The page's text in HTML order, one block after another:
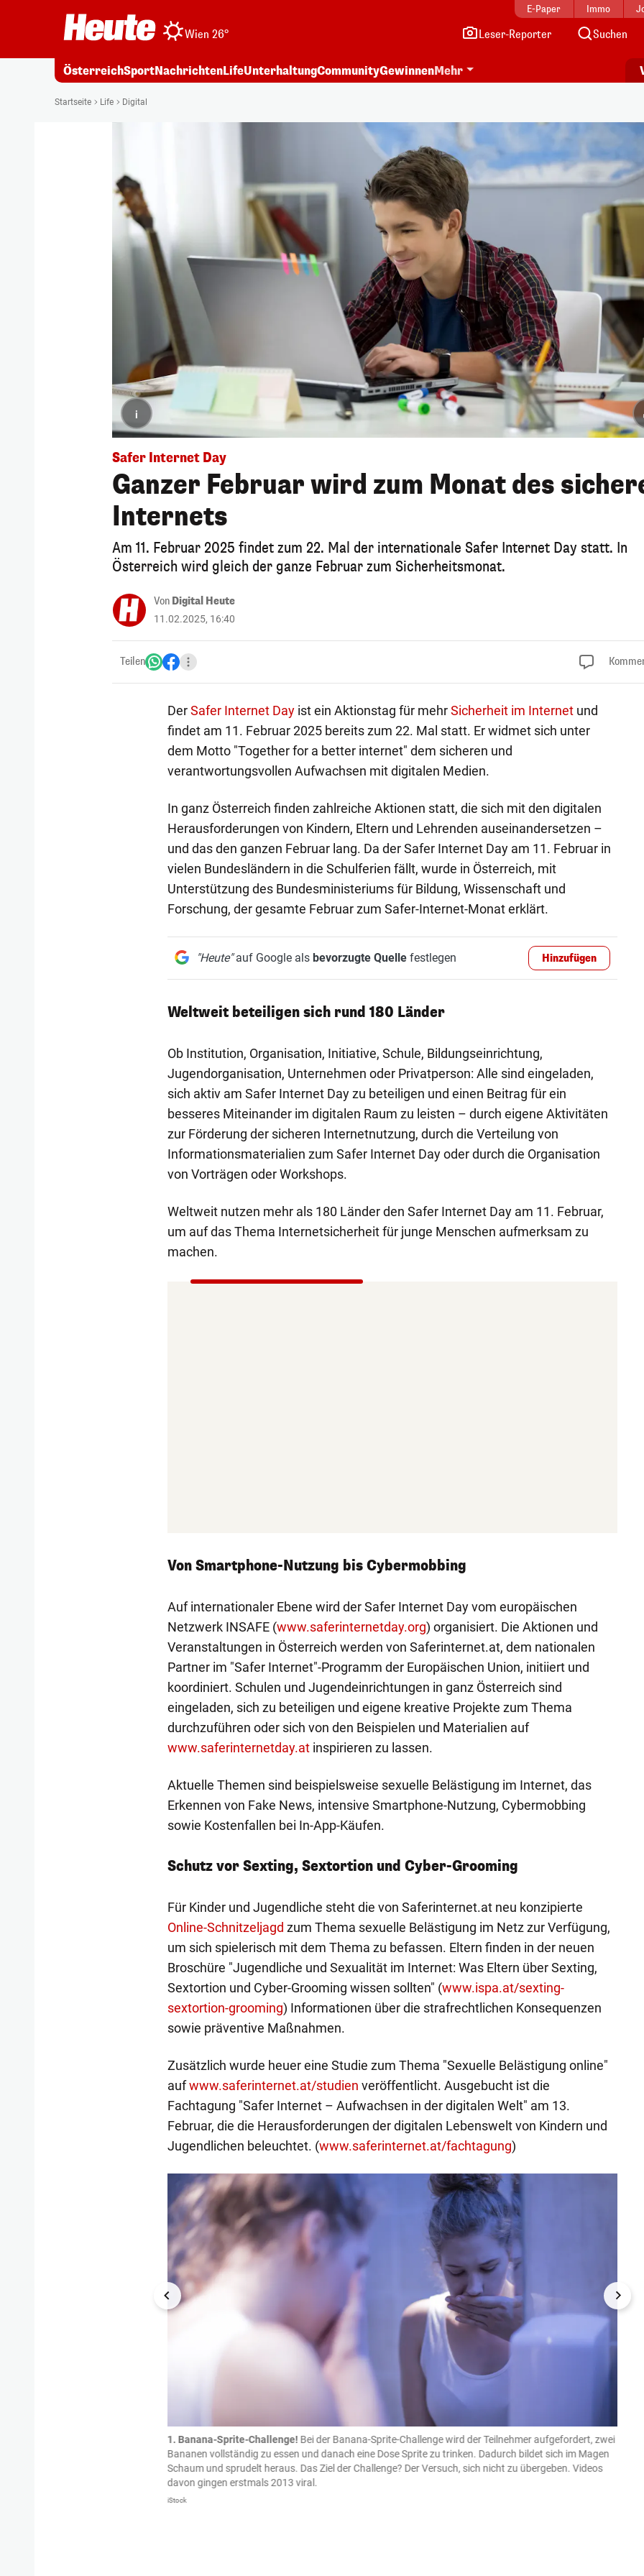
E-Paper Immo
Wien 26° Leser-Reporter Suchen
ÖsterreichSportNachrichtenLifeUnterhaltungCommunityGewinnenMehr
Startseite Life Digital
i
Safer Internet Day
Ganzer Februar wird zum Monat des
Internets
Am 11. Februar 2025 findet zum 22. Mal der internationale Safer Internet Day statt. In
Österreich wird gleich der ganze Februar zum Sicherheitsmonat.
Von Digital Heute
11.02.2025, 16:40
Teilen
DerSafer Internet Dayist ein Aktionstag für mehrSicherheit im Internetund
findet am 11. Februar 2025 bereits zum 22. Mal statt. Er widmet sich unter
dem Motto "Together for a better internet" dem sicheren und
verantwortungsvollen Aufwachsen mit digitalen Medien.
In ganz Österreich finden zahlreiche Aktionen statt, die sich mit den digitalen
Herausforderungen von Kindern, Eltern und Lehrenden auseinandersetzen –
und das den ganzen Februar lang. Da der Safer Internet Day am 11. Februar in
vielen Bundesländern in die Schulferien fällt, wurde in Österreich, mit
Unterstützung des Bundesministeriums für Bildung, Wissenschaft und
Forschung, der gesamte Februar zum Safer-Internet-Monat erklärt.
"Heute"auf Google als bevorzugte Quellefestlegen Hinzufügen
Weltweit beteiligen sich rund 180 Länder
Ob Institution, Organisation, Initiative, Schule, Bildungseinrichtung,
Jugendorganisation, Unternehmen oder Privatperson: Alle sind eingeladen,
sich aktiv am Safer Internet Day zu beteiligen und einen Beitrag für ein
besseres Miteinander im digitalen Raum zu leisten – durch eigene Aktivitäten
zur Förderung der sicheren Internetnutzung, durch die Verteilung von
Informationsmaterialien zum Safer Internet Day oder durch die Organisation
von Vorträgen oder Workshops.
Weltweit nutzen mehr als 180 Länder den Safer Internet Day am 11. Februar,
um auf das Thema Internetsicherheit für junge Menschen aufmerksam zu
machen.
Von Smartphone-Nutzung bis Cybermobbing
Auf internationaler Ebene wird der Safer Internet Day vom europäischen
Netzwerk INSAFE (www.saferinternetday.org) organisiert. Die Aktionen und
Veranstaltungen in Österreich werden von Saferinternet.at, dem nationalen
Partner im "Safer Internet"-Programm der Europäischen Union, initiiert und
koordiniert. Schulen und Jugendeinrichtungen in ganz Österreich sind
eingeladen, sich zu beteiligen und eigene kreative Projekte zum Thema
durchzuführen oder sich von den Beispielen und Materialien auf
www.saferinternetday.atinspirieren zu lassen.
Aktuelle Themen sind beispielsweise sexuelle Belästigung im Internet, das
Erkennen von Fake News, intensive Smartphone-Nutzung, Cybermobbing
sowie Kostenfallen bei In-App-Käufen.
Schutz vor Sexting, Sextortion und Cyber-Grooming
Für Kinder und Jugendliche steht die von Saferinternet.at neu konzipierte
Online-Schnitzeljagd zum Thema sexuelle Belästigung im Netz zur Verfügung,
um sich spielerisch mit dem Thema zu befassen. Eltern finden in der neuen
Broschüre "Jugendliche und Sexualität im Internet: Was Eltern über Sexting,
Sextortion und Cyber-Grooming wissen sollten" (www.ispa.at/sexting-
sextortion-grooming) Informationen über die strafrechtlichen Konsequenzen
sowie präventive Maßnahmen.
Zusätzlich wurde heuer eine Studie zum Thema "Sexuelle Belästigung online"
aufwww.saferinternet.at/studien veröffentlicht. Ausgebucht ist die
Fachtagung "Safer Internet – Aufwachsen in der digitalen Welt" am 13.
Februar, die die Herausforderungen der digitalen Lebenswelt von Kindern und
Jugendlichen beleuchtet. (www.saferinternet.at/fachtagung)
1/10
1. Banana-Sprite-Challenge! Bei der Banana-Sprite-Challenge wird der Teilnehmer aufgefordert, zwei
Bananen vollständig zu essen und danach eine Dose Sprite zu trinken. Dadurch bildet sich im Magen
Schaum und sprudelt heraus. Das Ziel der Challenge? Der Versuch, sich nicht zu übergeben. Videos
davon gingen erstmals 2013 viral.
iStock